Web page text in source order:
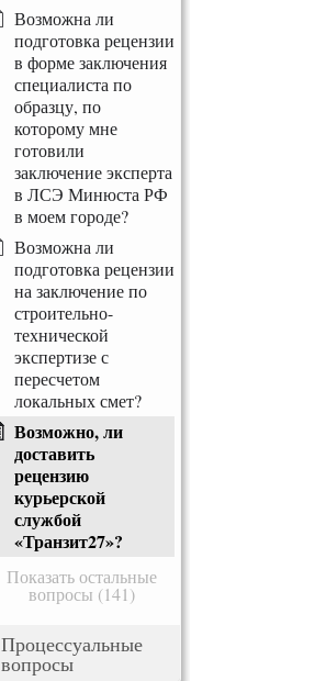
Возможна ли
подготовка рецензии
в форме заключения
специалиста по
образцу, по
которому мне
готовили
заключение эксперта
в ЛСЭ Минюста РФ
в моем городе?
Возможна ли
подготовка рецензии
на заключение по
строительно-
технической
экспертизе с
пересчетом
локальных смет?
Возможно, ли
доставить
рецензию
курьерской
службой
«Транзит27»?
Показать остальные
вопросы (141)
Процессуальные
вопросы